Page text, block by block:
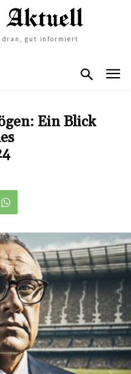
dran, gut informiert
Ein Blick